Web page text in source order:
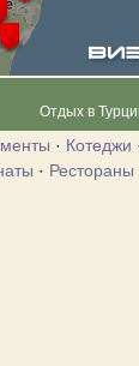
Отдых в
· Котеджи ·
· Рестораны